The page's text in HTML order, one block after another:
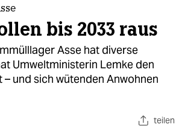
bis 2033 raus
Asse hat diverse
Umweltministerin Lemke den
und sich wütenden Anwohnen
teilen